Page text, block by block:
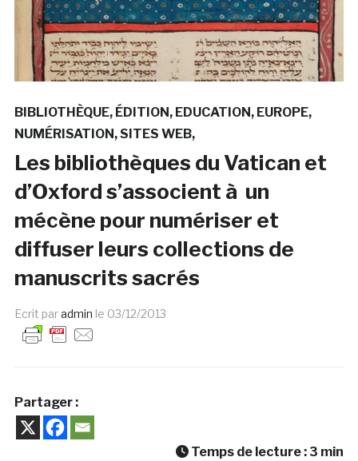
BIBLIOTHÈQUE ÉDITION EDUCATION EUROPE
NUMÉRISATION SITES WEB
Les bibliothèques du Vatican et
d’Oxford s’associent à un
mécène pour numériser et
diffuser leurs collections de
manuscrits sacrés
Ecrit paradmin le 03/12/2013
Partager :
Temps de lecture : 3 min